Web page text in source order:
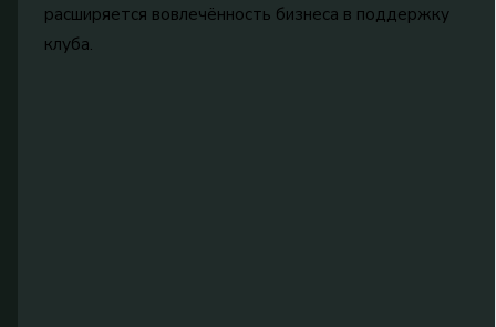
расширяется вовлечённость бизнеса в поддержку
клуба.